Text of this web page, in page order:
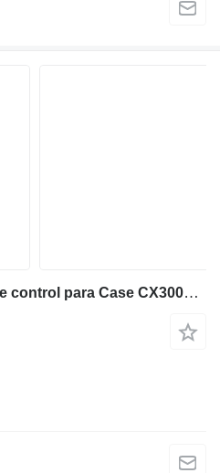
CNH KSH15190 unidad de control para Case CX300C CX350C CX370C CX380C CX380-8 CX350C-8 excavadora